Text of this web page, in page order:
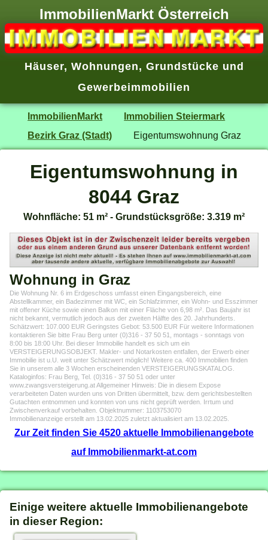
ImmobilienMarkt Österreich
Häuser, Wohnungen, Grundstücke und
Gewerbeimmobilien
ImmobilienMarkt
Immobilien Steiermark
Bezirk Graz (Stadt)
Eigentumswohnung Graz
Eigentumswohnung in
8044 Graz
Wohnfläche: 51 m² - Grundstücksgröße: 3.319 m²
Wohnung in Graz
Die Wohnung Nr. 6 im Erdgeschoss umfasst einen Eingangsbereich, eine
Abstellkammer, ein Badezimmer mit WC, ein Schlafzimmer, ein Wohn- und Esszimmer
mit offener Küche sowie einen Balkon mit einer Fläche von 6,98 m². Das Baujahr ist
nicht bekannt, vermutlich jedoch aus der zweiten Hälfte des 20. Jahrhunderts.
Schätzwert: 107.000 EUR Geringstes Gebot: 53.500 EUR Für weitere Informationen
kontaktieren Sie bitte Frau Berg unter (0)316 - 37 50 51, montags - sonntags von
8:00 bis 18:00 Uhr. Bei dieser Immobilie handelt es sich um ein
VERSTEIGERUNGSOBJEKT. Makler- und Notarkosten entfallen, der Erwerb einer
Immobilie ist u.U. weit unter Schätzwert möglich! Weitere ca. 400 Immobilien finden
Sie in unserem alle 3 Wochen erscheinenden VERSTEIGERUNGSKATALOG.
Kataloginfos: Frau Berg, Tel. (0)316 - 37 50 51 oder unter
www.zwangsversteigerung.at Allgemeiner Hinweis: Die in diesem Expose
verarbeiteten Daten wurden uns von Dritten übermittelt, bzw. dem gerichtsbestellten
Gutachten entnommen und konnten von uns nicht geprüft werden. Irrtum und
Zwischenverkauf vorbehalten. Objektnummer: 1103753070
Immobilienanzeige erstellt am 13.02.2025 zuletzt aktualisiert am 13.02.2025.
Zur Zeit finden Sie 4520 aktuelle Immobilienangebote
auf Immobilienmarkt-at.com
Einige weitere aktuelle Immobilienangebote
in dieser Region: